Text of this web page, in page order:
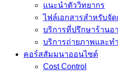
แนะนำตัววิทยากร
ไฟล์เอกสารสำหรับจั
บริการที่ปรึกษาร้านอ
บริการถ่ายภาพและท
คอร์สสัมมนาออนไซต์
Cost Control